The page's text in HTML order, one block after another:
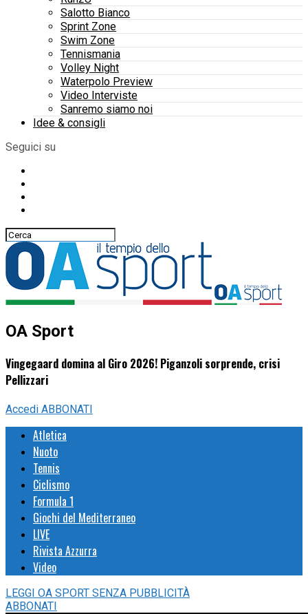
Salotto Bianco
Sprint Zone
Swim Zone
Tennismania
Volley Night
Waterpolo Preview
Video Interviste
Sanremo siamo noi
Idee & consigli
Seguici su
OA Sport
Vingegaard domina al Giro 2026! Piganzoli sorprende, crisi
Pellizzari
Accedi ABBONATI
Atletica
Nuoto
Tennis
Ciclismo
Formula 1
Giochi del Mediterraneo
LIVE
Rivista Azzurra
Video
LEGGI OA SPORT SENZA PUBBLICITÀ
ABBONATI